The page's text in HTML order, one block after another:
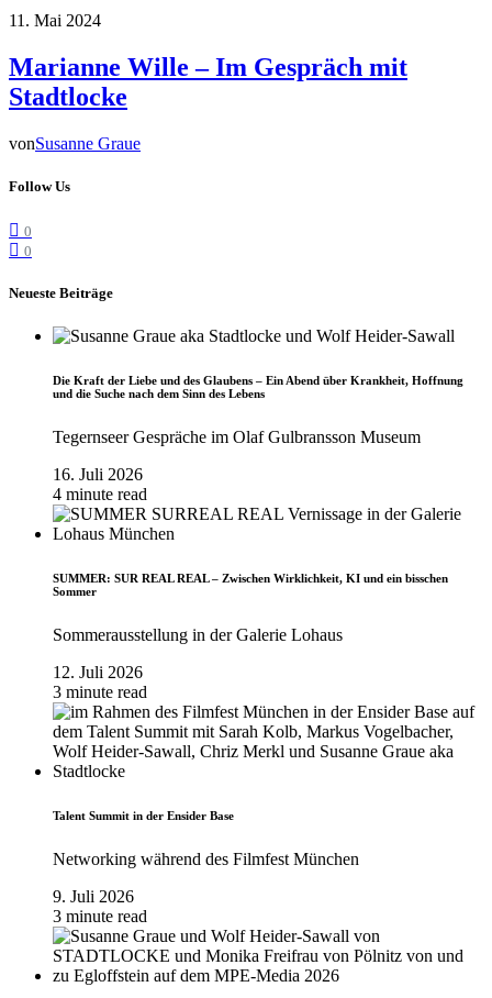
11. Mai 2024
Marianne Wille – Im Gespräch mit
Stadtlocke
vonSusanne Graue
Follow Us
0
0
Neueste Beiträge
Die Kraft der Liebe und des Glaubens – Ein Abend über Krankheit, Hoffnung
und die Suche nach dem Sinn des Lebens
Tegernseer Gespräche im Olaf Gulbransson Museum
16. Juli 2026
4 minute read
SUMMER: SUR REAL REAL – Zwischen Wirklichkeit, KI und ein bisschen
Sommer
Sommerausstellung in der Galerie Lohaus
12. Juli 2026
3 minute read
Talent Summit in der Ensider Base
Networking während des Filmfest München
9. Juli 2026
3 minute read